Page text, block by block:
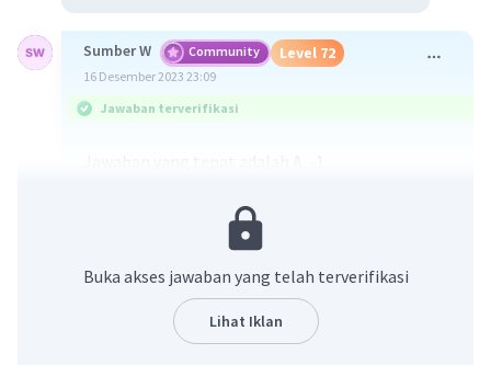
Sumber W Community Level 72
16 Desember 2023 23:09
Jawaban terverifikasi
a = 1, b = 1 dan c = 20
= -b/a
Buka akses jawaban yang telah terverifikasi
Lihat Iklan